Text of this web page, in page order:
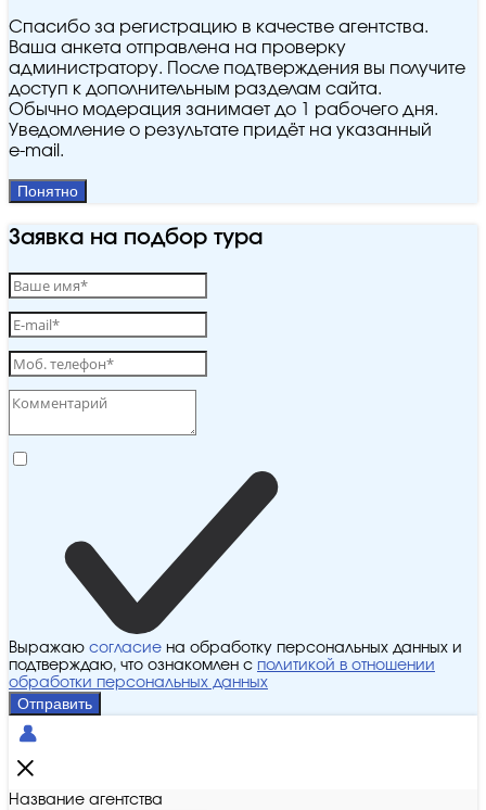
Спасибо за регистрацию в качестве агентства.
Ваша анкета отправлена на проверку
администратору. После подтверждения вы получите
доступ к дополнительным разделам сайта.
Обычно модерация занимает до 1 рабочего дня.
Уведомление о результате придёт на указанный
e‑mail.
Понятно
Заявка на подбор тура
Выражаю согласие на обработку персональных данных и
подтверждаю, что ознакомлен с политикой в отношении
обработки персональных данных
Отправить
Название агентства